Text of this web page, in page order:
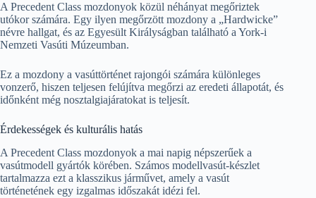
A Precedent Class mozdonyok közül néhányat megőriztek
utókor számára. Egy ilyen megőrzött mozdony a „Hardwicke”
névre hallgat, és az Egyesült Királyságban található a York-i
Nemzeti Vasúti Múzeumban.
Ez a mozdony a vasúttörténet rajongói számára különleges
vonzerő, hiszen teljesen felújítva megőrzi az eredeti állapotát, és
időnként még nosztalgiajáratokat is teljesít.
Érdekességek és kulturális hatás
A Precedent Class mozdonyok a mai napig népszerűek a
vasútmodell gyártók körében. Számos modellvasút-készlet
tartalmazza ezt a klasszikus járművet, amely a vasút
történetének egy izgalmas időszakát idézi fel.